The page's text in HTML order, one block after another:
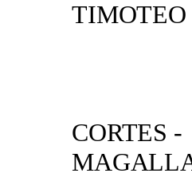
¿Me
Tipos
¿Que